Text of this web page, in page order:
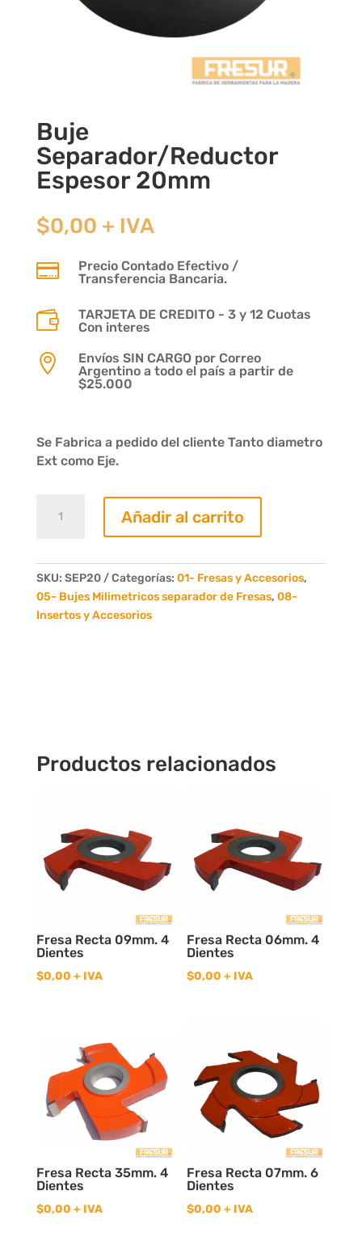
Buje
Separador/Reductor
Espesor 20mm
$0,00 + IVA

Precio Contado Efectivo /
Transferencia Bancaria.

TARJETA DE CREDITO - 3 y 12 Cuotas
Con interes

Envíos SIN CARGO por Correo
Argentino a todo el país a partir de
$25.000
Se Fabrica a pedido del cliente Tanto diametro
Ext como Eje.
Separador/Reductor
cantidad
Añadir al carrito
SKU: SEP20 Categorías: 01- Fresas y Accesorios,
05- Bujes Milimetricos separador de Fresas, 08-
Insertos y Accesorios
Productos relacionados
Fresa Recta 09mm. 4
Dientes
$0,00 + IVA
Fresa Recta 06mm. 4
Dientes
$0,00 + IVA
Fresa Recta 35mm. 4
Dientes
$0,00 + IVA
Fresa Recta 07mm. 6
Dientes
$0,00 + IVA